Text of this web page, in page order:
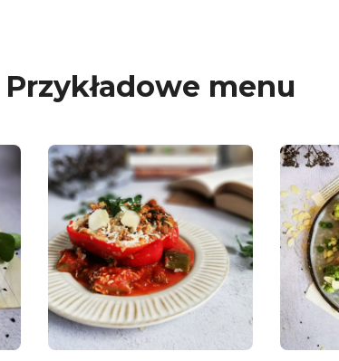
Przykładowe menu